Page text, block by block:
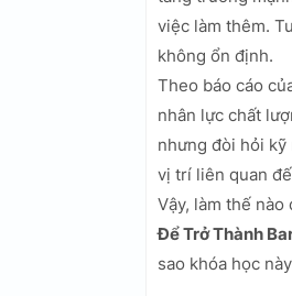
việc làm thêm.
không ổn định.
Theo báo cáo
nhân lực chất
nhưng đòi hỏi kỹ
vị trí liên quan
Vậy, làm thế
Để Trở Thành
sao khóa học